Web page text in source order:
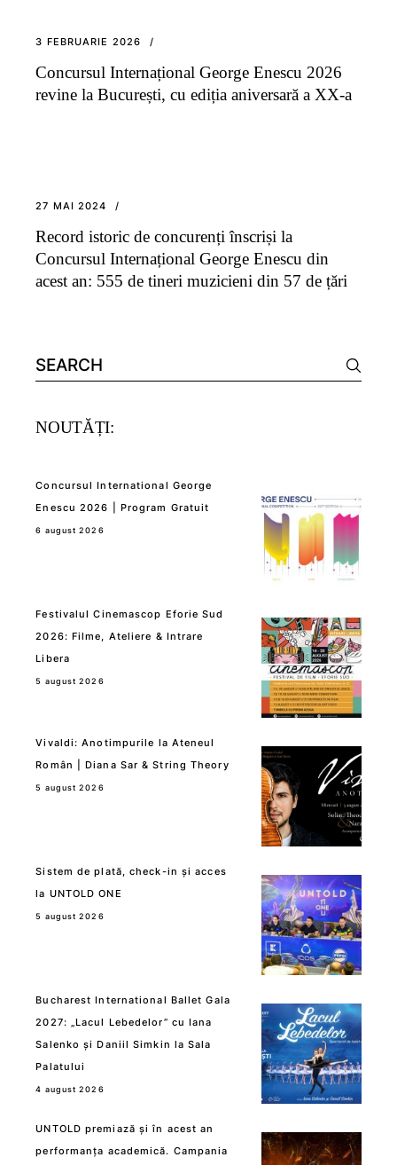
3 FEBRUARIE 2026
Concursul Internațional George Enescu 2026
revine la București, cu ediția aniversară a XX-a
27 MAI 2024
Record istoric de concurenți înscriși la
Concursul Internațional George Enescu din
acest an: 555 de tineri muzicieni din 57 de țări
Search
for:
NOUTĂȚI:
Concursul International George
Enescu 2026 | Program Gratuit
6 august 2026
Festivalul Cinemascop Eforie Sud
2026: Filme, Ateliere & Intrare
Libera
5 august 2026
Vivaldi: Anotimpurile la Ateneul
Român | Diana Sar & String Theory
5 august 2026
Sistem de plată, check-in și acces
la UNTOLD ONE
5 august 2026
Bucharest International Ballet Gala
2027: „Lacul Lebedelor” cu Iana
Salenko și Daniil Simkin la Sala
Palatului
4 august 2026
UNTOLD premiază și în acest an
performanța academică. Campania